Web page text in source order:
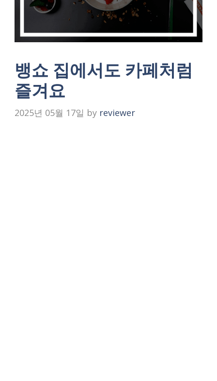
뱅쇼 집에서도 카페처럼
즐겨요
2025년 05월 17일 by reviewer